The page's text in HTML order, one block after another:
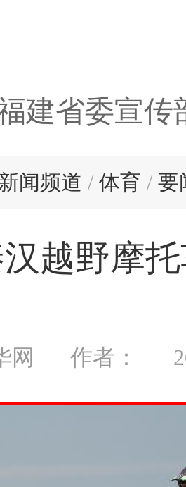
建省委宣传
新闻频道 / 体育 / 要
汉越野摩
网 作者：